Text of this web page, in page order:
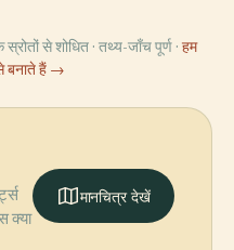
से शोधित · तथ्य-जाँच पूर्ण · हम
बनाते हैं →
क्या
मानचित्र देखें